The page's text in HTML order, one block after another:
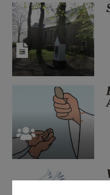
MIJN
AANMELDEN